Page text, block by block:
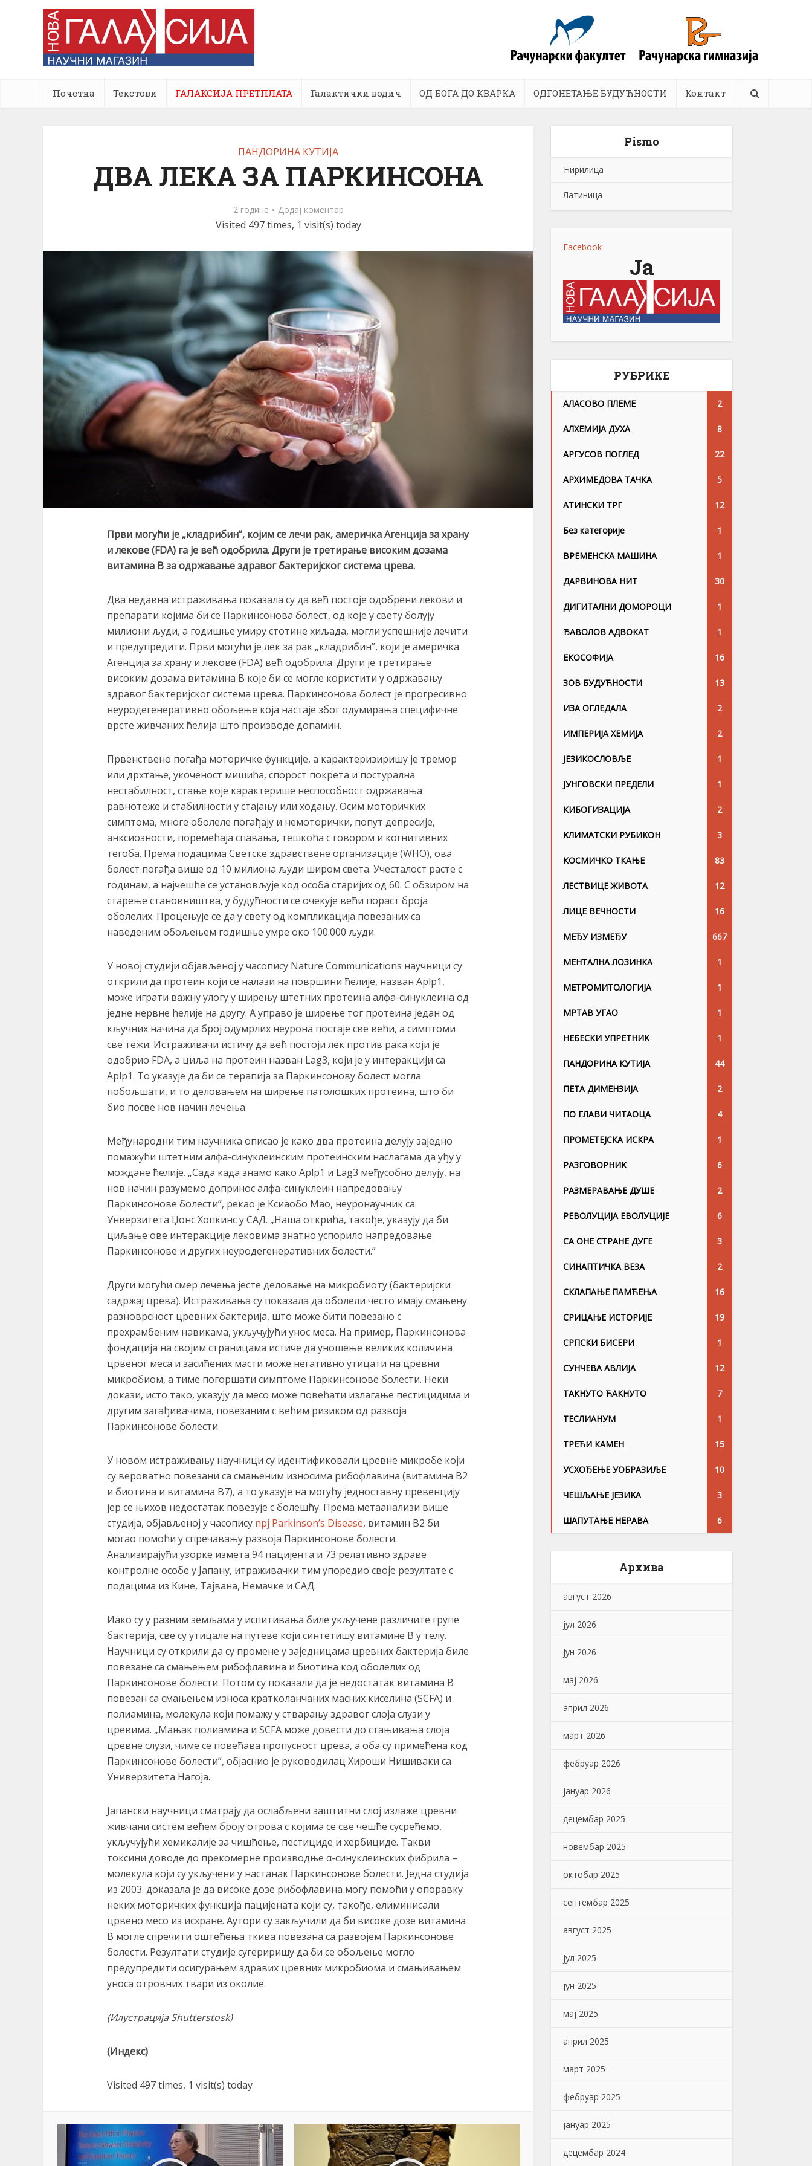
Почетна Текстови ГАЛАКСИЈА ПРЕТПЛАТА Галактички водич ОД БОГА ДО КВАРКА ОДГОНЕТАЊЕ БУДУЋНОСТИ Контакт
ПАНДОРИНА КУТИЈА
ДВА ЛЕКА ЗА ПАРКИНСОНА
2 године Додај коментар
Visited 497 times, 1 visit(s) today
Први могући је „кладрибин”, којим се лечи рак,америчкаАгенција за храну
и лекове (FDA) га је већ одобрила.Други је третирање високим дозама
витамина Bзаодржавање здравог бактеријског система црева.
Два недавна истраживања показала су да већ постоје одобрени лекови и
препарати којима би се Паркинсонова болест, од које у свету болују
милиони људи, а годишње умиру стотине хиљада, могли успешније лечити
и предупредити. Први могући је лек за рак „кладрибин”, који је америчка
Агенција за храну и лекове (FDA) већ одобрила. Други је третирање
високим дозама витамина B које би се могле користити у одржавању
здравог бактеријског система црева. Паркинсонова болест је прогресивно
неуродегенеративно обољење која настаје због одумирања специфичне
врсте живчаних ћелија што производе допамин.
Првенствено погађа моторичке функције, а карактеризиришу је тремор
или дрхтање, укоченост мишића, спорост покрета и постурална
нестабилност, стање које карактерише неспособност одржавања
равнотеже и стабилности у стајању или ходању. Осим моторичких
симптома, многе оболеле погађају и немоторички, попут депресије,
анксиозности, поремећаја спавања, тешкоћа с говором и когнитивних
тегоба. Према подацима Светске здравствене организације (WHO), ова
болест погађа више од 10 милиона људи широм света. Учесталост расте с
годинам, а најчешће се установљује код особа старијих од 60. С обзиром на
старење становништва, у будућности се очекује већи пораст броја
оболелих. Процењује се да у свету од компликација повезаних са
наведеним обољењем годишње умре око 100.000 људи.
У новој студији објављеној у часопису Nature Communications научници су
открили да протеин који се налази на површини ћелије, назван Aplp1,
може играти важну улогу у ширењу штетних протеина алфа-синуклеина од
једне нервне ћелије на другу. А управо је ширење тог протеина један од
кључних начина да број одумрлих неурона постаје све већи, а симптоми
све тежи. Истраживачи истичу да већ постоји лек против рака који је
одобрио FDA, а циља на протеин назван Lag3, који је у интеракцији сa
Aplp1. То указује да би се терапија за Паркинсонову болест могла
побољшати, и то деловањем на ширење патолошких протеина, што би
био посве нов начин лечења.
Међународни тим научника описао је како два протеина делују заједно
помажући штетним алфа-синуклеинским протеинским наслагама да уђу у
мождане ћелије. „Сада када знамо како Aplp1 и Lag3 међусобно делују, на
нов начин разумемо допринос алфа-синуклеин напредовању
Паркинсонове болести”, рекао је Ксиаобо Мао, неуронаучник са
Унверзитета Џонс Хопкинс у САД. „Наша открића, такође, указују да би
циљање ове интеракције лековима знатно успорило напредовање
Паркинсонове и других неуродегенеративних болести.”
Други могући смер лечења јесте деловање на микробиоту (бактеријски
садржај црева). Истраживања су показала да оболели често имају смањену
разноврсност цревних бактерија, што може бити повезано с
прехрамбеним навикама, укључујући унос меса. На пример, Паркинсонова
фондација на својим страницама истиче да уношење великих количина
црвеног меса и засићених масти може негативно утицати на цревни
микробиом, а тиме погоршати симптоме Паркинсонове болести. Неки
докази, исто тако, указују да месо може повећати излагање пестицидима и
другим загађивачима, повезаним с већим ризиком од развоја
Паркинсонове болести.
У новом истраживању научници су идентификовали цревне микробе који
су вероватно повезани са смањеним износима рибофлавина (витамина B2
и биотина и витамина B7), а то указује на могућу једноставну превенцију
јер се њихов недостатак повезује с болешћу. Према метаанализи више
студија, објављеној у часопису npj Parkinson’s Disease, витамин B2 би
могао помоћи у спречавању развоја Паркинсонове болести.
Анализирајући узорке измета 94 пацијента и 73 релативно здраве
контролне особе у Јапану, итраживачки тим упоредио своје резултате с
подацима из Kине, Тајвана, Немачке и САД.
Иако су у разним земљама у испитивања биле укључене различите групе
бактерија, све су утицале на путеве који синтетишу витамине B у телу.
Научници су открили да су промене у заједницама цревних бактерија биле
повезане са смањењем рибофлавина и биотина код оболелих од
Паркинсонове болести. Потом су показали да је недостатак витамина B
повезан са смањењем износа кратколанчаних масних киселина (SCFA) и
полиамина, молекула који помажу у стварању здравог слоја слузи у
цревима. „Мањак полиамина и SCFA може довести до стањивања слоја
цревне слузи, чиме се повећава пропусност црева, а оба су примећена код
Паркинсонове болести”, објаснио је руководилац Хироши Нишиваки са
Универзитета Нагоjа.
Јапански научници сматрају да ослабљени заштитни слој излаже цревни
живчани систем већем броју отрова с којима се све чешће сусрећемо,
укључујући хемикалије за чишћење, пестициде и хербициде. Такви
токсини доводе до прекомерне производње α-синуклеинских фибрила –
молекула који су укључени у настанак Паркинсонове болести. Једна студија
из 2003. доказала је да високе дозе рибофлавина могу помоћи у опоравку
неких моторичких функција пацијената који су, такође, елиминисали
црвено месо из исхране. Аутори су закључили да би високе дозе витамина
B могле спречити оштећења ткива повезана са развојем Паркинсонове
болести. Резултати студије сугериришу да би се обољење могло
предупредити осигурањем здравих цревних микробиома и смањивањем
уноса отровних твари из околие.
(Илустрација Shutterstosk)
(Индекс)
Visited 497 times, 1 visit(s) today
Pismo
Ћирилица
Латиница
Facebook
Ја
РУБРИКЕ
АЛАСОВО ПЛЕМЕ 2
АЛХЕМИЈА ДУХА 8
АРГУСОВ ПОГЛЕД 22
АРХИМЕДОВА ТАЧКА 5
АТИНСКИ ТРГ 12
Без категорије 1
ВРЕМЕНСКА МАШИНА 1
ДАРВИНОВА НИТ 30
ДИГИТАЛНИ ДОМОРОЦИ 1
ЂАВОЛОВ АДВОКАТ 1
ЕКОСОФИЈА 16
ЗОВ БУДУЋНОСТИ 13
ИЗА ОГЛЕДАЛА 2
ИМПЕРИЈА ХЕМИЈА 2
ЈЕЗИКОСЛОВЉЕ 1
ЈУНГОВСKИ ПРЕДЕЛИ 1
КИБОГИЗАЦИЈА 2
КЛИМАТСКИ РУБИКОН 3
КОСМИЧКО ТКАЊЕ 83
ЛЕСТВИЦЕ ЖИВОТА 12
ЛИЦЕ ВЕЧНОСТИ 16
МЕЂУ ИЗМЕЂУ 667
МЕНТАЛНА ЛОЗИНКА 1
МЕТРОМИТОЛОГИЈА 1
МРТАВ УГАО 1
НЕБЕСКИ УПРЕТНИК 1
ПАНДОРИНА КУТИЈА 44
ПЕТА ДИМЕНЗИЈА 2
ПО ГЛАВИ ЧИТАОЦА 4
ПРОМЕТЕЈСКА ИСКРА 1
РАЗГОВОРНИК 6
РАЗМЕРАВАЊЕ ДУШЕ 2
РЕВОЛУЦИЈА ЕВОЛУЦИЈЕ 6
СА ОНЕ СТРАНЕ ДУГЕ 3
СИНАПТИЧКА ВЕЗА 2
СКЛАПАЊЕ ПАМЋЕЊА 16
СРИЦАЊЕ ИСТОРИЈЕ 19
СРПСКИ БИСЕРИ 1
СУНЧЕВА АВЛИЈА 12
ТАКНУТО ЋАКНУТО 7
ТЕСЛИАНУМ 1
ТРЕЋИ КАМЕН 15
УСХОЂЕЊЕ УОБРАЗИЉЕ 10
ЧЕШЉАЊЕ ЈЕЗИKА 3
ШАПУТАЊЕ НЕРАВА 6
Архива
август 2026
јул 2026
јун 2026
мај 2026
април 2026
март 2026
фебруар 2026
јануар 2026
децембар 2025
новембар 2025
октобар 2025
септембар 2025
август 2025
јул 2025
јун 2025
мај 2025
април 2025
март 2025
фебруар 2025
јануар 2025
децембар 2024